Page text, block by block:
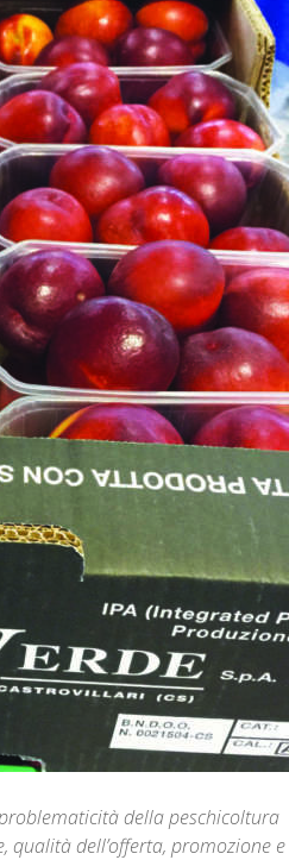
della peschicoltura
qualità dell’offerta, promozione e